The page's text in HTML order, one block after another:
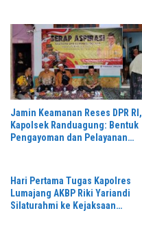
Jamin Keamanan Reses DPR RI,
Kapolsek Randuagung: Bentuk
Pengayoman dan Pelayanan
Hari Pertama Tugas Kapolres
Lumajang AKBP Riki Yariandi
Silaturahmi ke Kejaksaan